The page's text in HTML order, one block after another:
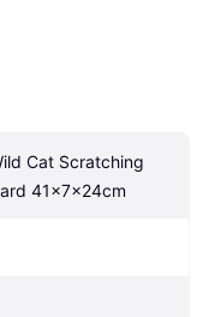
Cat Scratching
41x7x24cm